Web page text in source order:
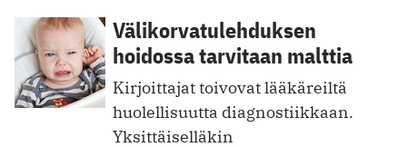
Välikorvatulehduksen
hoidossa tarvitaan malttia
Kirjoittajat toivovat lääkäreiltä
huolellisuutta diagnostiikkaan.
Yksittäiselläkin